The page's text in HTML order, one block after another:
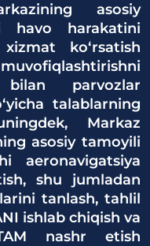
asosiy
havo harakatini
ko‘rsatish
bilan parvozlar
talablarning
Markaz
asosiy tamoyili
aeronavigatsiya
shu jumladan
tanlash, tahlil
ishlab chiqish va
nashr etish